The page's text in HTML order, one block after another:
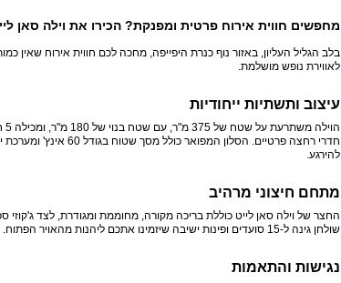
מחפשים חווית אירוח פרטית ומפנקת? הכירו את וילה סאן
בלב הגליל העליון, באזור נוף כנרת היפייפה, מחכה לכם חווית אירוח שאין
לאווירת נופש מושלמת.
עיצוב ותשתיות ייחודיות
להירגע.
מתחם חיצוני מרהיב
שולחן גינה ל-15 סועדים ופינות ישיבה שיזמינו אתכם ליהנות מהאויר הפתוח.
נגישות והתאמות